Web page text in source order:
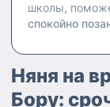
школы,
спокойно
Няня на
Бору: